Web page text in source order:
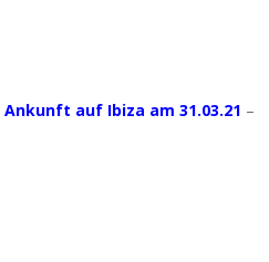
Ankunft auf Ibiza am 31.03.21 –